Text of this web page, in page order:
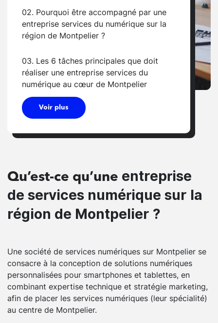
02. Pourquoi être accompagné par une
entreprise services du numérique sur la
région de Montpelier ?
03. Les 6 tâches principales que doit
réaliser une entreprise services du
numérique au cœur de Montpelier
Voir plus
Qu’est-ce qu’une entreprise
de services numérique sur la
région de Montpelier ?
Une société de services numériques sur Montpelier se
consacre à la conception de solutions numériques
personnalisées pour smartphones et tablettes, en
combinant expertise technique et stratégie marketing,
afin de placer les services numériques (leur spécialité)
au centre de Montpelier.